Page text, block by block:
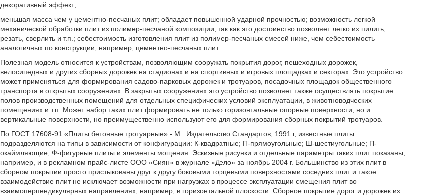
декоративный эффект;
меньшая масса чем у цементно-песчаных плит; обладает повышенной ударной прочностью; возможность легкой
механической обработки плит из полимер-песчаной композиции, так как это достоинство позволяет легко их пилить,
резать, сверлить и т.п.; себестоимость изготовления плит из полимер-песчаных смесей ниже, чем себестоимость
аналогичных по конструкции, например, цементно-песчаных плит.
Полезная модель относится к устройствам, позволяющим сооружать покрытия дорог, пешеходных дорожек,
велосипедных и других сборных дорожек на стадионах и на спортивных и игровых площадках и секторах. Это устройство
может применяться для формирования садово-парковых дорожек и тротуаров, посадочных площадок общественного
транспорта в открытых сооружениях. В закрытых сооружениях это устройство позволяет также осуществлять покрытие
полов производственных помещений для отдельных специфических условий эксплуатации, в животноводческих
помещениях и т.п. Может набор таких плит формировать не только горизонтальные опорные поверхности, но и
вертикальные поверхности, но преимущественно используют его для формирования сборных покрытий тротуаров.
По ГОСТ 17608-91 «Плиты бетонные тротуарные» - М.: Издательство Стандартов, 1991 г, известные плиты
подразделяются на типы в зависимости от конфигурации: К-квадратные; П-прямоугольные; Ш-шестиугольные; П-
окаймляющие; Ф-фигурные плиты и элементы мощения. Эскизные рисунки и отдельные параметры таких плит показаны,
например, и в рекламном прайс-листе ООО «Сиян» в журнале «Дело» за ноябрь 2004 г. Большинство из этих плит в
сборном покрытии просто пристыкованы друг к другу боковыми торцевыми поверхностями соседних плит и такое
взаимодействие плит не исключает возможности при нагрузках в процессе эксплуатации смещения плит во
взаимоперпендикулярных направлениях, например, в горизонтальной плоскости. Сборное покрытие дорог и дорожек из